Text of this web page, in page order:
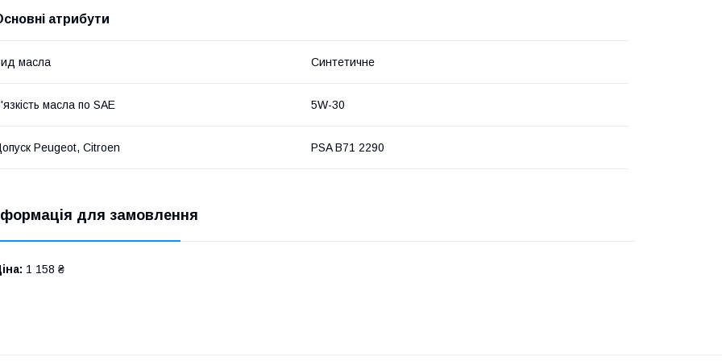
атрибути
масла Синтетичне
масла по SAE 5W-30
Peugeot, Citroen PSA B71 2290
для замовлення
1 158 ₴